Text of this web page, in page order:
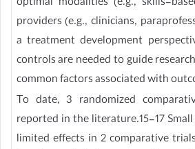
providers (e.g., clinicians,
a treatment development
controls are needed to guide
common factors associated with
To date, 3 randomized
reported in the literature.15-17 Small
limited effects in 2 comparative